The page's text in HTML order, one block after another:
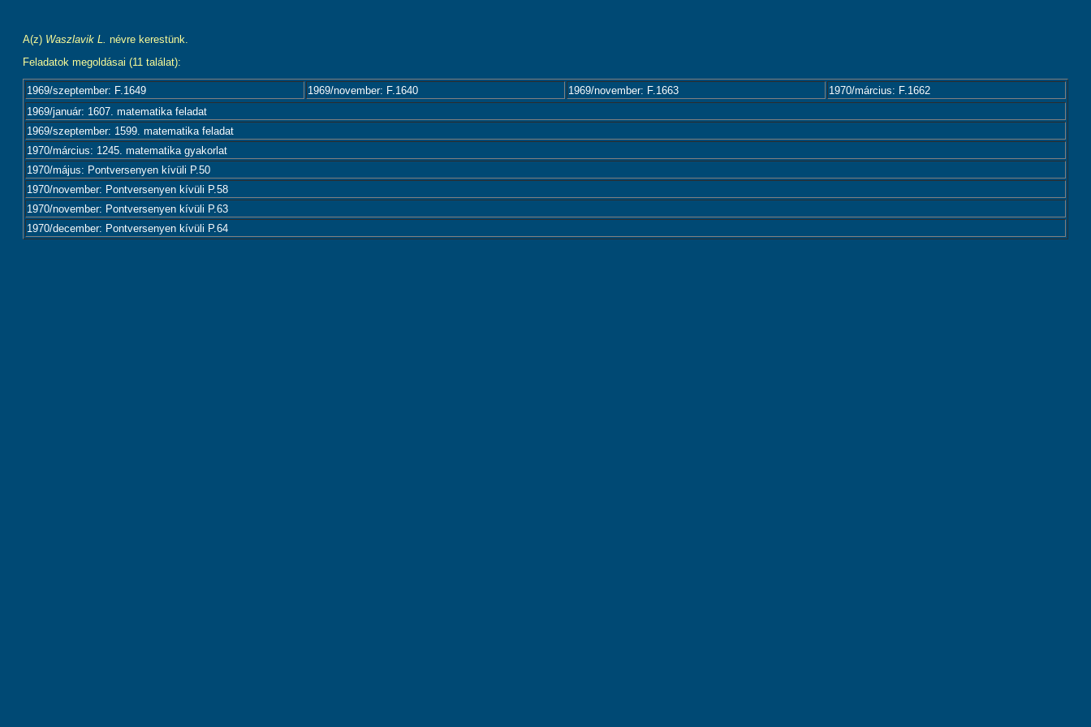
A(z) Waszlavik L. névre kerestünk.
Feladatok megoldásai (11 találat):
1969/szeptember: F.1649 1969/november: F.1640 1969/november: F.1663
1970/március: F.1662
1969/január: 1607. matematika feladat
1969/szeptember: 1599. matematika feladat
1970/március: 1245. matematika gyakorlat
1970/május: Pontversenyen kívüli P.50
1970/november: Pontversenyen kívüli P.58
1970/november: Pontversenyen kívüli P.63
1970/december: Pontversenyen kívüli P.64